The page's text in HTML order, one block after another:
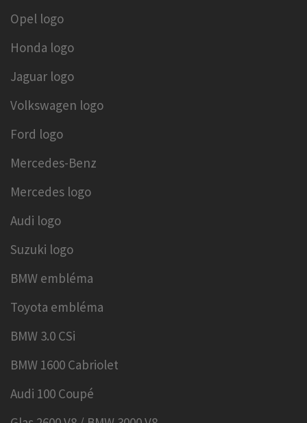
Opel logo
Honda logo
Jaguar logo
Volkswagen logo
Ford logo
Mercedes-Benz
Mercedes logo
Audi logo
Suzuki logo
BMW embléma
Toyota embléma
BMW 3.0 CSi
BMW 1600 Cabriolet
Audi 100 Coupé